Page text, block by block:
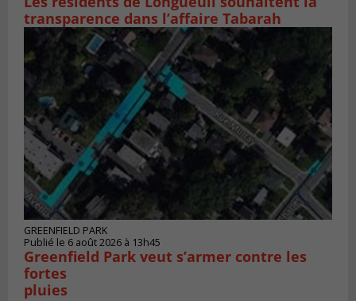
transparence dans l’affaire Tabarah
GREENFIELD PARK
Publié le 6 août 2026 à 13h45
Greenfield Park veut s’armer contre les
fortes
pluies